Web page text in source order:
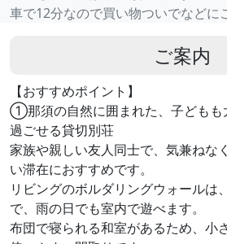
車で12分なので買い物ついでなどに
ご案内
【おすすめポイント】
①那須の自然に囲まれた、子どもも
過ごせる貸切別荘
家族や親しい友人同士で、気兼ねな
い滞在におすすめです。
リビングのボルダリングウォールは
で、雨の日でも室内で遊べます。
布団で寝られる和室があるため、小